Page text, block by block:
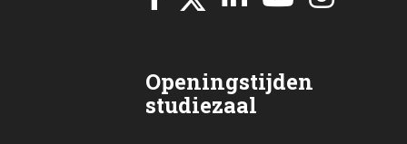
Openingstijden
studiezaal